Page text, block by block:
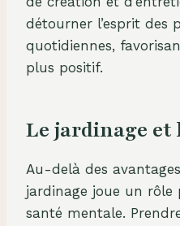
détourner l’esprit des
quotidiennes,
plus positif.
Le jardinage et
Au-delà des
jardinage joue un
santé mentale.